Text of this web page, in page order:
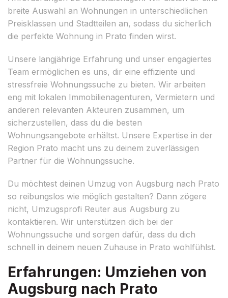
breite Auswahl an Wohnungen in unterschiedlichen
Preisklassen und Stadtteilen an, sodass du sicherlich
die perfekte Wohnung in Prato finden wirst.
Unsere langjährige Erfahrung und unser engagiertes
Team ermöglichen es uns, dir eine effiziente und
stressfreie Wohnungssuche zu bieten. Wir arbeiten
eng mit lokalen Immobilienagenturen, Vermietern und
anderen relevanten Akteuren zusammen, um
sicherzustellen, dass du die besten
Wohnungsangebote erhältst. Unsere Expertise in der
Region Prato macht uns zu deinem zuverlässigen
Partner für die Wohnungssuche.
Du möchtest deinen Umzug von Augsburg nach Prato
so reibungslos wie möglich gestalten? Dann zögere
nicht, Umzugsprofi Reuter aus Augsburg zu
kontaktieren. Wir unterstützen dich bei der
Wohnungssuche und sorgen dafür, dass du dich
schnell in deinem neuen Zuhause in Prato wohlfühlst.
Erfahrungen: Umziehen von
Augsburg nach Prato